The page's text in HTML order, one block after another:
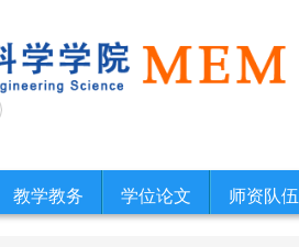
教学教务 学位论文 师资队伍